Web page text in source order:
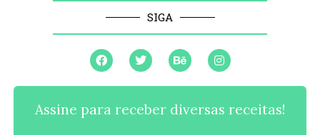
SIGA
Assine para receber diversas receitas!